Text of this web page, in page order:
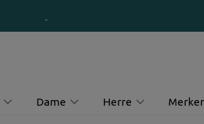
Dame Herre Merker